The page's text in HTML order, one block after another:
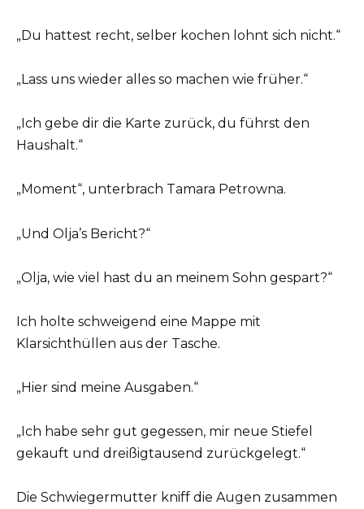
„Du hattest recht, selber kochen lohnt sich nicht.“
„Lass uns wieder alles so machen wie früher.“
„Ich gebe dir die Karte zurück, du führst den
Haushalt.“
„Moment“, unterbrach Tamara Petrowna.
„Und Olja’s Bericht?“
„Olja, wie viel hast du an meinem Sohn gespart?“
Ich holte schweigend eine Mappe mit
Klarsichthüllen aus der Tasche.
„Hier sind meine Ausgaben.“
„Ich habe sehr gut gegessen, mir neue Stiefel
gekauft und dreißigtausend zurückgelegt.“
Die Schwiegermutter kniff die Augen zusammen